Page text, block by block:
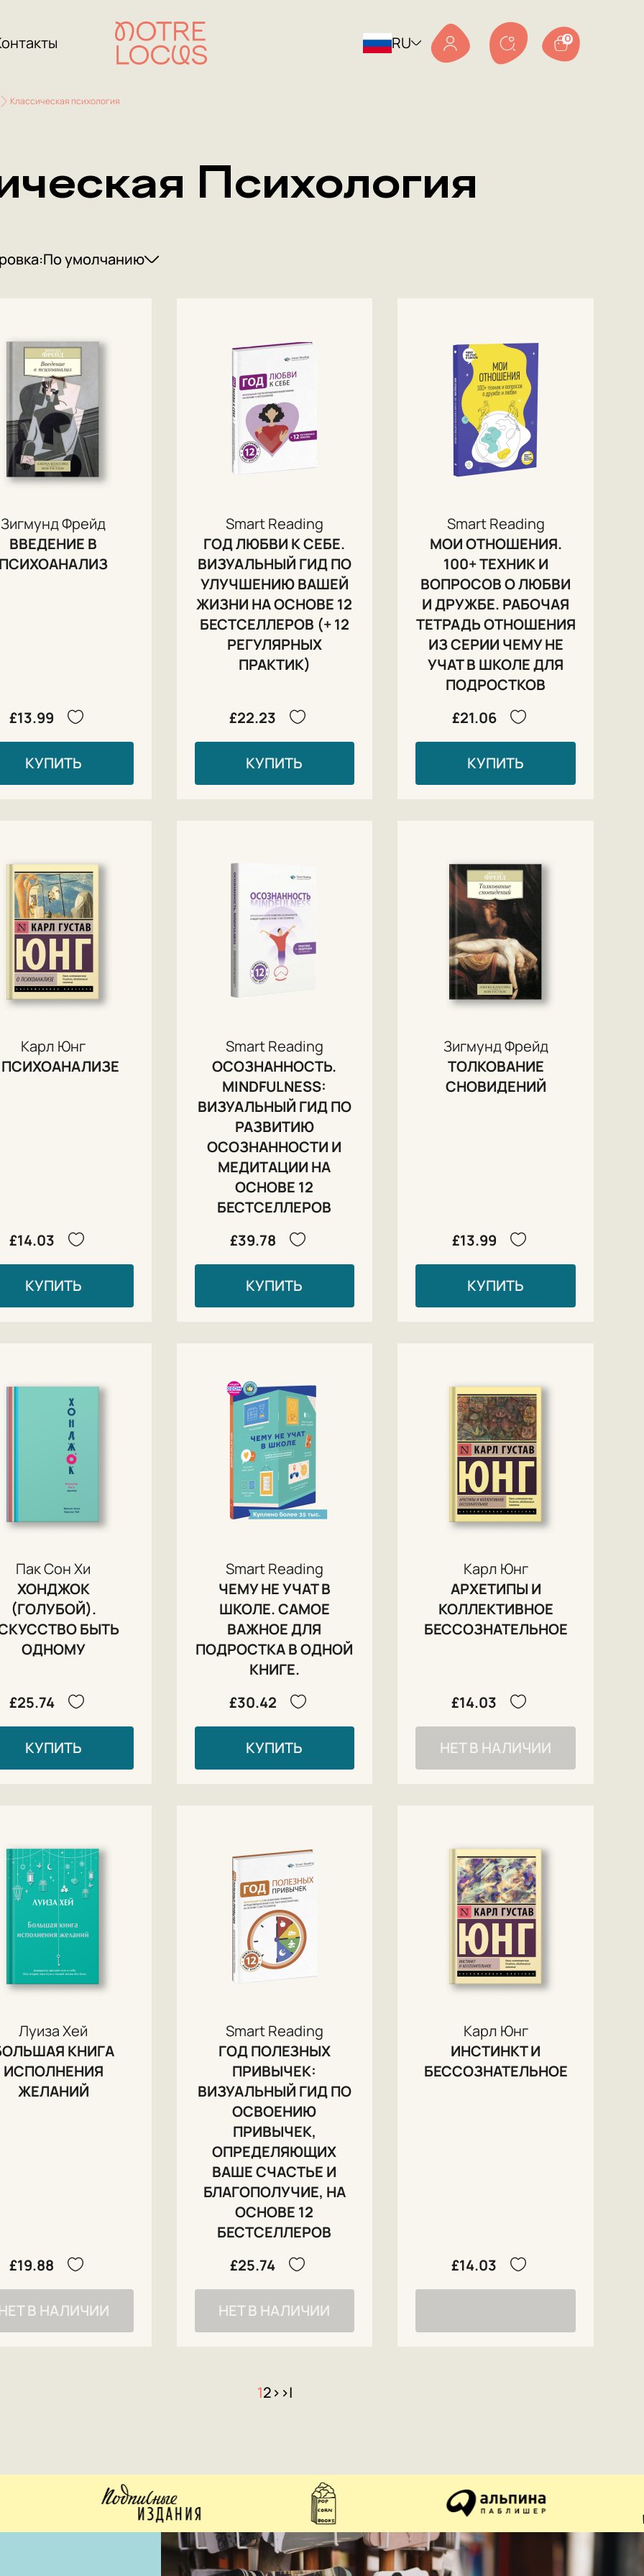
RU 0
Классическая психология
Психология
По умолчанию
Зигмунд Фрейд
ВВЕДЕНИЕ В
£13.99
КУПИТЬ
Smart Reading
ГОД ЛЮБВИ К СЕБЕ.
ВИЗУАЛЬНЫЙ ГИД ПО
УЛУЧШЕНИЮ ВАШЕЙ
ЖИЗНИ НА ОСНОВЕ 12
БЕСТСЕЛЛЕРОВ (+ 12
РЕГУЛЯРНЫХ
ПРАКТИК)
£22.23
КУПИТЬ
Smart Reading
МОИ ОТНОШЕНИЯ.
100+ ТЕХНИК И
ВОПРОСОВ О ЛЮБВИ
И ДРУЖБЕ. РАБОЧАЯ
ТЕТРАДЬ ОТНОШЕНИЯ
ИЗ СЕРИИ ЧЕМУ НЕ
УЧАТ В ШКОЛЕ ДЛЯ
ПОДРОСТКОВ
£21.06
КУПИТЬ
Карл Юнг
£14.03
КУПИТЬ
Smart Reading
ОСОЗНАННОСТЬ.
MINDFULNESS:
ВИЗУАЛЬНЫЙ ГИД ПО
РАЗВИТИЮ
ОСОЗНАННОСТИ И
МЕДИТАЦИИ НА
ОСНОВЕ 12
БЕСТСЕЛЛЕРОВ
£39.78
КУПИТЬ
Зигмунд Фрейд
ТОЛКОВАНИЕ
СНОВИДЕНИЙ
£13.99
КУПИТЬ
Пак Сон Хи
ХОНДЖОК
(ГОЛУБОЙ).
БЫТЬ
ОДНОМУ
£25.74
КУПИТЬ
Smart Reading
ЧЕМУ НЕ УЧАТ В
ШКОЛЕ. САМОЕ
ВАЖНОЕ ДЛЯ
ПОДРОСТКА В ОДНОЙ
КНИГЕ.
£30.42
КУПИТЬ
Карл Юнг
АРХЕТИПЫ И
КОЛЛЕКТИВНОЕ
БЕССОЗНАТЕЛЬНОЕ
£14.03
НЕТ В НАЛИЧИИ
Луиза Хей
КНИГА
ИСПОЛНЕНИЯ
ЖЕЛАНИЙ
£19.88
В НАЛИЧИИ
Smart Reading
ГОД ПОЛЕЗНЫХ
ПРИВЫЧЕК:
ВИЗУАЛЬНЫЙ ГИД ПО
ОСВОЕНИЮ
ПРИВЫЧЕК,
ОПРЕДЕЛЯЮЩИХ
ВАШЕ СЧАСТЬЕ И
БЛАГОПОЛУЧИЕ, НА
ОСНОВЕ 12
БЕСТСЕЛЛЕРОВ
£25.74
НЕТ В НАЛИЧИИ
Карл Юнг
ИНСТИНКТ И
БЕССОЗНАТЕЛЬНОЕ
£14.03
12> >|